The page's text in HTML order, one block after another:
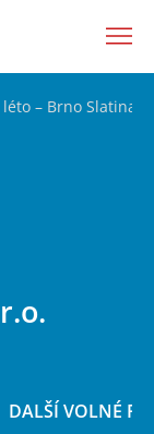
– Brno Slatina,
DALŠÍ VOLNÉ